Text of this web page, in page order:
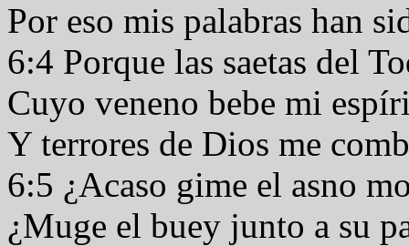
Por eso mis palabras han
6:4 Porque las saetas del
Cuyo veneno bebe mi
Y terrores de Dios me
6:5 ¿Acaso gime el asno
¿Muge el buey junto a su